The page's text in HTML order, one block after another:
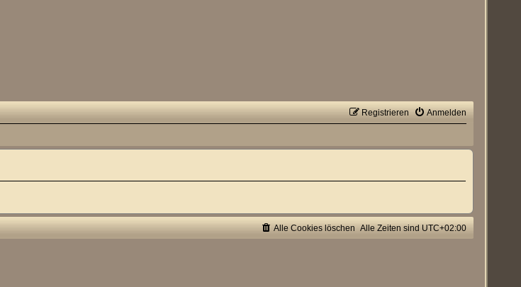
Anmelden
Registrieren
Alle Zeiten sind UTC+02:00
Alle Cookies löschen